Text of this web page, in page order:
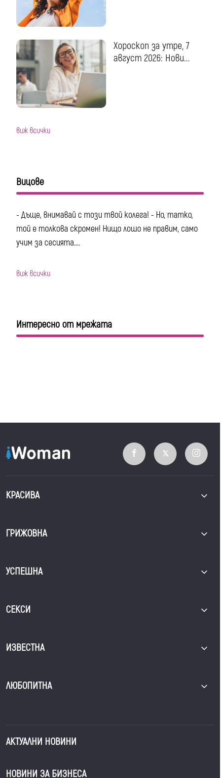
Хороскоп за утре, 7
август 2026: Нови...
виж всички
Вицове
- Дъще, внимавай с този твой колега! - Но, татко,
той е толкова скромен! Нищо лошо не правим, само
учим за сесията....
виж всички
Интересно от мрежата
КРАСИВА
ГРИЖОВНА
УСПЕШНА
СЕКСИ
ИЗВЕСТНА
ЛЮБОПИТНА
АКТУАЛНИ НОВИНИ
НОВИНИ ЗА БИЗНЕСА